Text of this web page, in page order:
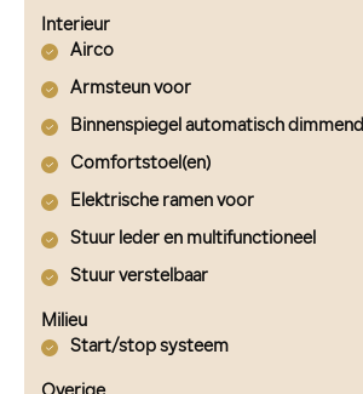
Interieur
Airco
Armsteun voor
Binnenspiegel automatisch dimmend
Comfortstoel(en)
Elektrische ramen voor
Stuur leder en multifunctioneel
Stuur verstelbaar
Milieu
Start/stop systeem